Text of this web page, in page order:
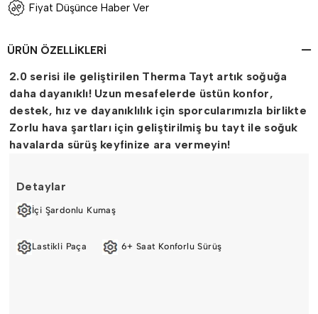
Fiyat Düşünce Haber Ver
ÜRÜN ÖZELLIKLERI
2.0 serisi ile geliştirilen Therma Tayt artık soğuğa
daha dayanıklı! Uzun mesafelerde üstün konfor,
destek, hız ve dayanıklılık için sporcularımızla birlikte
Zorlu hava şartları için geliştirilmiş bu tayt ile soğuk
havalarda sürüş keyfinize ara vermeyin!
Detaylar
İçi Şardonlu Kumaş
Lastikli Paça 6+ Saat Konforlu Sürüş